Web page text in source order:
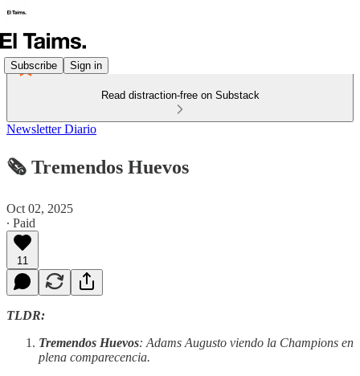
Subscribe Sign in
Read distraction-free on Substack
Newsletter Diario
🗞️ Tremendos Huevos
Oct 02, 2025
∙ Paid
11
TLDR:
Tremendos Huevos: Adams Augusto viendo la Champions en
plena comparecencia.